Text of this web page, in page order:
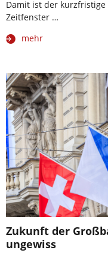
Damit ist der
Zeitfenster …
mehr
Zukunft der
ungewiss